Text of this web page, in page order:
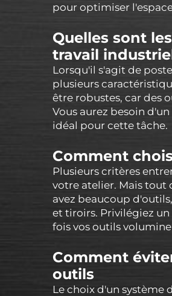
pour optimiser
Quelles sont
travail
Lorsqu'il s'agit de
plusieurs
être robustes, car des
Vous aurez besoin
idéal pour cette tâche.
Comment
Plusieurs critères
votre atelier. Mais tout
avez beaucoup
et tiroirs. Privilégiez
fois vos outils
Comment
outils
Le choix d'un